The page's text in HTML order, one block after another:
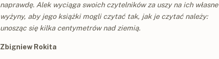
naprawdę. Alek wyciąga swoich czytelników za uszy na ich własne
wyżyny, aby jego książki mogli czytać tak, jak je czytać należy:
unosząc się kilka centymetrów nad ziemią.
Zbigniew Rokita